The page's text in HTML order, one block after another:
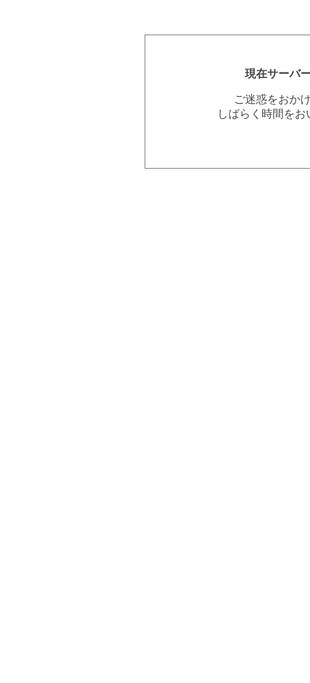
現在サーバ
ご迷惑をおか
しばらく時間を